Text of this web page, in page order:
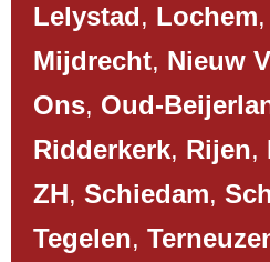
Lelystad, Lochem,
Mijdrecht, Nieuw
Ons, Oud-
Ridderkerk, Rijen,
ZH, Schiedam,
Tegelen,